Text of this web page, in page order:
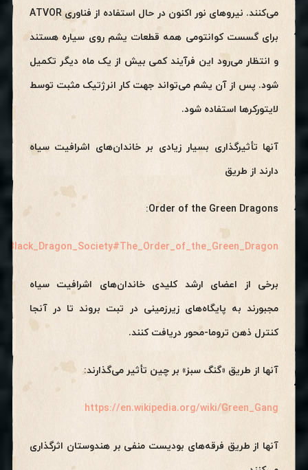
می‌کنند. نیروهای نور اکنون در حال استفاده از فناوری ATVOR
برای گسست کوانتومی همه قطعات یشم روی سیاره هستند
و انتظار می‌رود این فرآیند کمی بیش از یک ماه دیگر تکمیل
شود. پس از آن یشم می‌تواند جهت کار انرژتیک مثبت توسط
لایتورکرها استفاده شود.
آنها تأثیرگذاری بسیار زیادی بر خاندان‌های اشرافیت سیاه
دارند از طریق
Order of the Green Dragons:
برخی از اعضای ارشد کلیدی خاندان‌های اشرافیت سیاه
مجبورند به پایگاه‌های زیرزمینی در تبت بروند تا در آنجا
کنترل ذهن تروما-محور دریافت کنند.
آنها از طریق «گنگ سبز» بر چین تأثیر می‌گذارند:
https://en.wikipedia.org/wiki/Green_Gang
آنها از طریق فرقه‌های بودیست منفی بر هندوستان اثرگذاری